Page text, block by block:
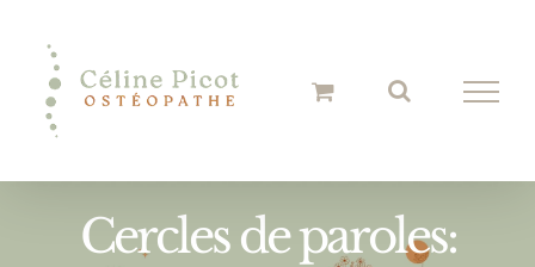
contenu
Cercles de paroles: